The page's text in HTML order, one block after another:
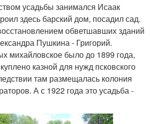
усадьбы занимался Исаак
здесь барский дом, посадил сад.
обветшавших зданий
Пушкина - Григорий.
михайловское было до 1899 года,
казной для нужд псковского
там размещалась колония
А с 1922 года это усадьба -